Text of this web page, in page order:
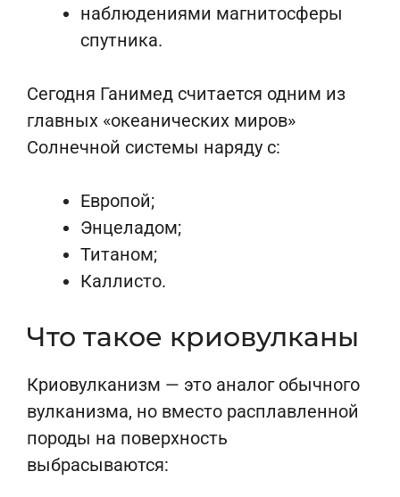
наблюдениями магнитосферы
спутника.
Сегодня Ганимед считается одним из
главных «океанических миров»
Солнечной системы наряду с:
Европой;
Энцеладом;
Титаном;
Каллисто.
Что такое криовулканы
Криовулканизм — это аналог обычного
вулканизма, но вместо расплавленной
породы на поверхность
выбрасываются: